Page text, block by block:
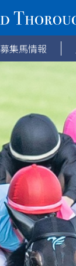
募集馬情報